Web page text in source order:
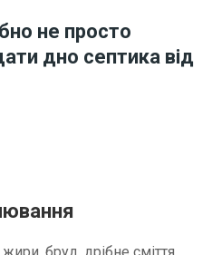
не просто
дно септика від